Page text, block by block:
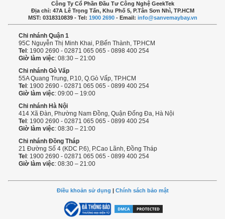
Công Ty Cổ Phần Đầu Tư Công Nghệ GeekTek
Địa chỉ: 47A Lê Trọng Tấn, Khu Phố 5, P.Tân Sơn Nhì, TP.HCM
MST: 0318310839 - Tel: 1900 2690- Email: info@sanvemaybay.vn
Chi nhánh Quận 1
95C Nguyễn Thị Minh Khai, P.Bến Thành, TP.HCM
Tel : 1900 2690 - 02871 065 065 - 0898 400 254
Giờ làm việc: 08:30 – 21:00
Chi nhánh Gò Vấp
55A Quang Trung, P.10, Q.Gò Vấp, TP.HCM
Tel : 1900 2690 - 02871 065 065 - 0899 400 254
Giờ làm việc: 09:00 – 19:00
Chi nhánh Hà Nội
414 Xã Đàn, Phường Nam Đồng, Quận Đống Đa, Hà Nội
Tel : 1900 2690 - 02871 065 065 - 0899 400 254
Giờ làm việc: 08:30 – 21:00
Chi nhánh Đồng Tháp
21 Đường Số 4 (KDC P.6), P.Cao Lãnh, Đồng Tháp
Tel : 1900 2690 - 02871 065 065 - 0899 400 254
Giờ làm việc: 08:30 – 21:00
Điều khoản sử dụng | Chính sách bảo mật